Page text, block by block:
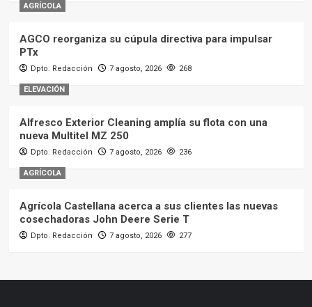
AGRÍCOLA
AGCO reorganiza su cúpula directiva para impulsar
PTx
Dpto. Redacción 7 agosto, 2026 268
ELEVACIÓN
Alfresco Exterior Cleaning amplía su flota con una
nueva Multitel MZ 250
Dpto. Redacción 7 agosto, 2026 236
AGRÍCOLA
Agrícola Castellana acerca a sus clientes las nuevas
cosechadoras John Deere Serie T
Dpto. Redacción 7 agosto, 2026 277